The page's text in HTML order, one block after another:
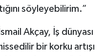
söyleyebilirim.”
Akçay, İş dünyası
bir korku artışı